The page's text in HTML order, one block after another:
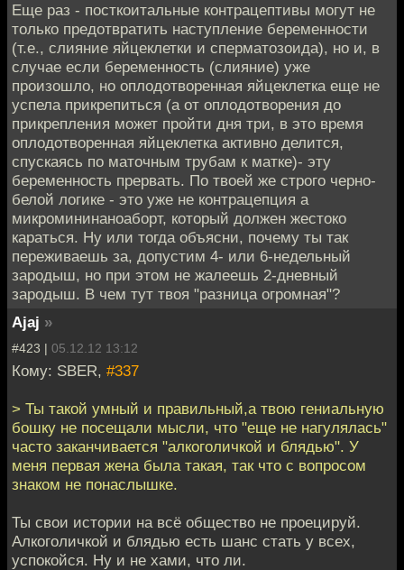
Еще раз - посткоитальные контрацептивы могут не
только предотвратить наступление беременности
(т.е., слияние яйцеклетки и сперматозоида), но и, в
случае если беременность (слияние) уже
произошло, но оплодотворенная яйцеклетка еще не
успела прикрепиться (а от оплодотворения до
прикрепления может пройти дня три, в это время
оплодотворенная яйцеклетка активно делится,
спускаясь по маточным трубам к матке)- эту
беременность прервать. По твоей же строго черно-
белой логике - это уже не контрацепция а
микромининаноаборт, который должен жестоко
караться. Ну или тогда объясни, почему ты так
переживаешь за, допустим 4- или 6-недельный
зародыш, но при этом не жалеешь 2-дневный
зародыш. В чем тут твоя "разница огромная"?
Ajaj »
#423 | 05.12.12 13:12
Кому: SBER, #337
> Ты такой умный и правильный,а твою гениальную
бошку не посещали мысли, что "еще не нагулялась"
часто заканчивается "алкоголичкой и блядью". У
меня первая жена была такая, так что с вопросом
знаком не понаслышке.
Ты свои истории на всё общество не проецируй.
Алкоголичкой и блядью есть шанс стать у всех,
успокойся. Ну и не хами, что ли.